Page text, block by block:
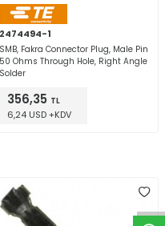
W
h
t
a
p
p
D
e
s
e
H
a
t
t
2474494-1
SMB, Fakra Connector Plug, Male Pin
50 Ohms Through Hole, Right Angle
Solder
356,35 TL
6,24 USD +KDV